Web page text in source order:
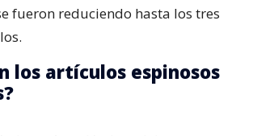
fueron reduciendo hasta los tres
los artículos espinosos